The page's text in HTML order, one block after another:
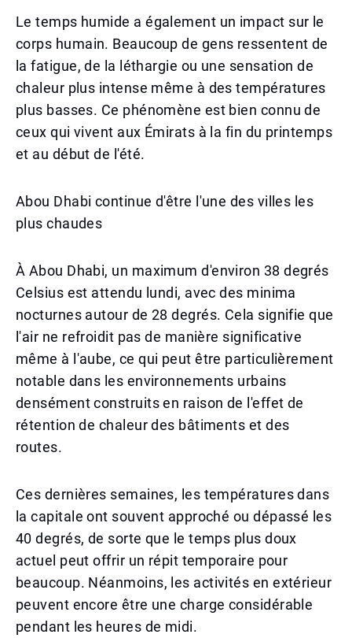
Le temps humide a également un impact sur le
corps humain. Beaucoup de gens ressentent de
la fatigue, de la léthargie ou une sensation de
chaleur plus intense même à des températures
plus basses. Ce phénomène est bien connu de
ceux qui vivent aux Émirats à la fin du printemps
et au début de l'été.
Abou Dhabi continue d'être l'une des villes les
plus chaudes
À Abou Dhabi, un maximum d'environ 38 degrés
Celsius est attendu lundi, avec des minima
nocturnes autour de 28 degrés. Cela signifie que
l'air ne refroidit pas de manière significative
même à l'aube, ce qui peut être particulièrement
notable dans les environnements urbains
densément construits en raison de l'effet de
rétention de chaleur des bâtiments et des
routes.
Ces dernières semaines, les températures dans
la capitale ont souvent approché ou dépassé les
40 degrés, de sorte que le temps plus doux
actuel peut offrir un répit temporaire pour
beaucoup. Néanmoins, les activités en extérieur
peuvent encore être une charge considérable
pendant les heures de midi.